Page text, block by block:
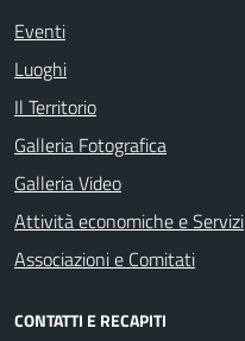
Eventi
Luoghi
Il Territorio
Galleria Fotografica
Galleria Video
Attività economiche e Servizi
Associazioni e Comitati
CONTATTI E RECAPITI